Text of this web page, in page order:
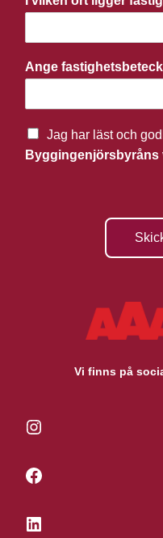
Ange
Jag har läst och
Byggingenjörsbyråns
Vi finns på
Instagram
Facebook
LinkedIn